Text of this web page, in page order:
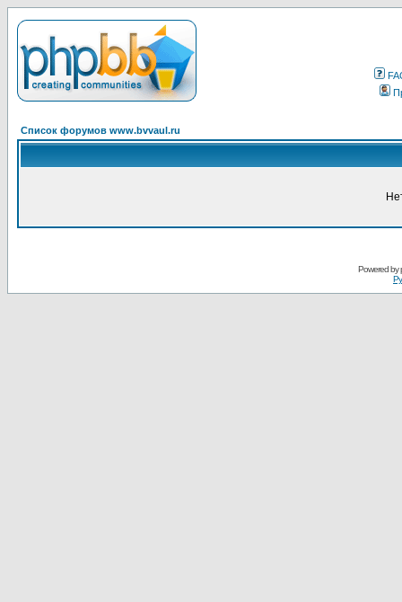
Список форумов www.bvvaul.ru
Powered by